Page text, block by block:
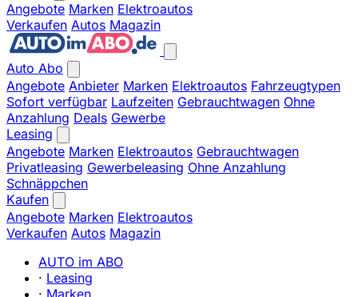
Angebote Marken Elektroautos
Verkaufen Autos Magazin
Auto Abo
Angebote Anbieter Marken Elektroautos Fahrzeugtypen
Sofort verfügbar Laufzeiten Gebrauchtwagen Ohne
Anzahlung Deals Gewerbe
Leasing
Angebote Marken Elektroautos Gebrauchtwagen
Privatleasing Gewerbeleasing Ohne Anzahlung
Schnäppchen
Kaufen
Angebote Marken Elektroautos
Verkaufen Autos Magazin
AUTO im ABO
· Leasing
· Marken